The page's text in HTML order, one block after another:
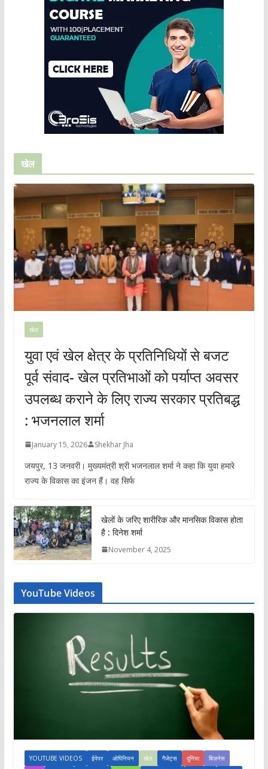
खेल
खेल
युवा एवं खेल क्षेत्र के प्रतिनिधियों से बजट
पूर्व संवाद- खेल प्रतिभाओं को पर्याप्त अवसर
उपलब्ध कराने के लिए राज्य सरकार प्रतिबद्ध
: भजनलाल शर्मा
January 15, 2026 Shekhar Jha
जयपुर, 13 जनवरी। मुख्यमंत्री श्री भजनलाल शर्मा ने कहा कि युवा हमारे
राज्य के विकास का इंजन हैं। वह सिर्फ
खेलों के जरिए शारीरिक और मानसिक विकास होता
है : दिनेश शर्मा
November 4, 2025
YouTube Videos
YOUTUBE VIDEOS ईपेपर ओपिनियन खेल गैजेट्स दुनिया
बिज़नेस